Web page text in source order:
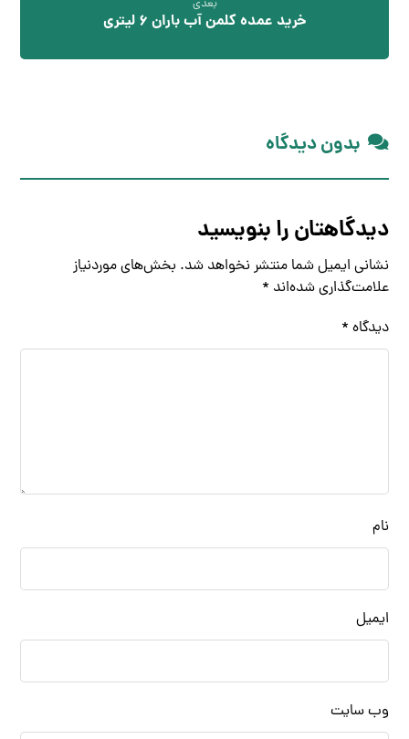
بعدی
خرید عمده کلمن آب باران 6 لیتری
بدون دیدگاه
دیدگاهتان را بنویسید
نشانی ایمیل شما منتشر نخواهد شد. بخش‌های موردنیاز
علامت‌گذاری شده‌اند *
دیدگاه *
نام
ایمیل
وب‌ سایت